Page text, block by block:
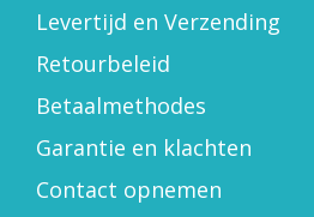
Levertijd en Verzending
Retourbeleid
Betaalmethodes
Garantie en klachten
Contact opnemen